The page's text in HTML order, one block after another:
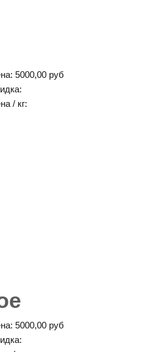
5000,00 руб
/ кг:
5000,00 руб